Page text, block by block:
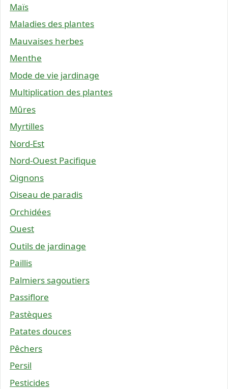
Maïs
Maladies des plantes
Mauvaises herbes
Menthe
Mode de vie jardinage
Multiplication des plantes
Mûres
Myrtilles
Nord-Est
Nord-Ouest Pacifique
Oignons
Oiseau de paradis
Orchidées
Ouest
Outils de jardinage
Paillis
Palmiers sagoutiers
Passiflore
Pastèques
Patates douces
Pêchers
Persil
Pesticides